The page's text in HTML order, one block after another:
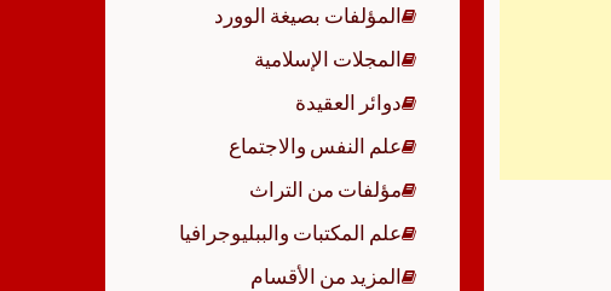
المؤلفات بصيغة الوورد
المجلات الإسلامية
دوائر العقيدة
علم النفس والاجتماع
مؤلفات من التراث
علم المكتبات والببليوجرافيا
المزيد من الأقسام